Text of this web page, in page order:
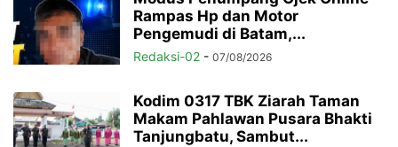
Rampas Hp dan Motor
Pengemudi di Batam,...
Redaksi-02 - 07/08/2026
Kodim 0317 TBK Ziarah Taman
Makam Pahlawan Pusara Bhakti
Tanjungbatu, Sambut...